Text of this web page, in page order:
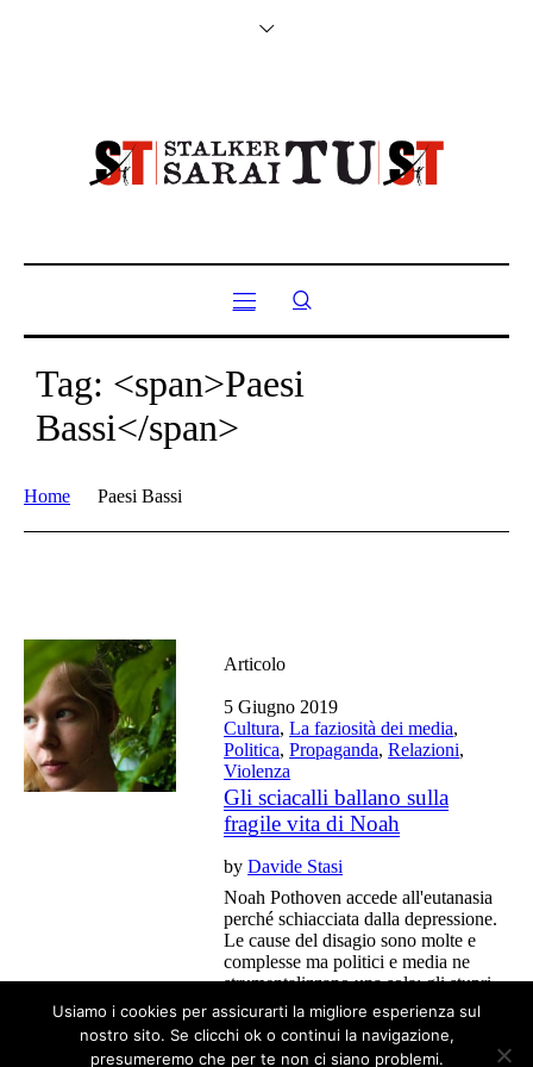
Tag: <span>Paesi
Bassi</span>
Home Paesi Bassi
Articolo
5 Giugno 2019
Cultura,La faziosità dei media,
Politica,Propaganda,Relazioni,
Violenza
Gli sciacalli ballano sulla
fragile vita di Noah
byDavide Stasi
Noah Pothoven accede all'eutanasia
perché schiacciata dalla depressione.
Le cause del disagio sono molte e
complesse ma politici e media ne
strumentalizzano una sola: gli stupri
che la giovane avrebbe subito.
Usiamo i cookies per assicurarti la migliore esperienza sul
nostro sito. Se clicchi ok o continui la navigazione,
presumeremo che per te non ci siano problemi.